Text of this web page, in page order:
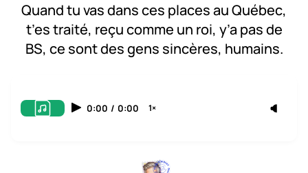
Quand tu vas dans ces places au Québec,
t’es traité, reçu comme un roi, y’a pas de
BS, ce sont des gens sincères, humains.
0:00 / 0:00 1×